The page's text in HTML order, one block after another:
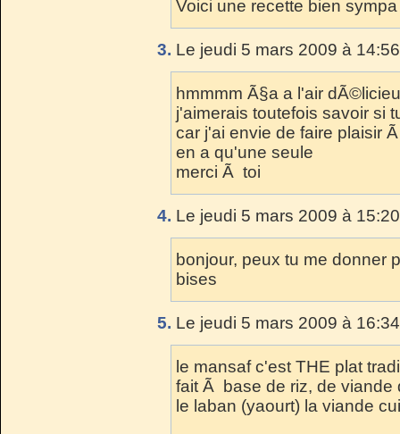
Voici une recette bien sympa
3. Le jeudi 5 mars 2009 à
hmmmm Ã§a a l'air
j'aimerais toutefois savoir si
car j'ai envie de faire plaisir
en a qu'une seule
merci Ã toi
4. Le jeudi 5 mars 2009 à
bonjour, peux tu me donner
bises
5. Le jeudi 5 mars 2009 à
le mansaf c'est THE plat
fait Ã base de riz, de
le laban (yaourt) la viande